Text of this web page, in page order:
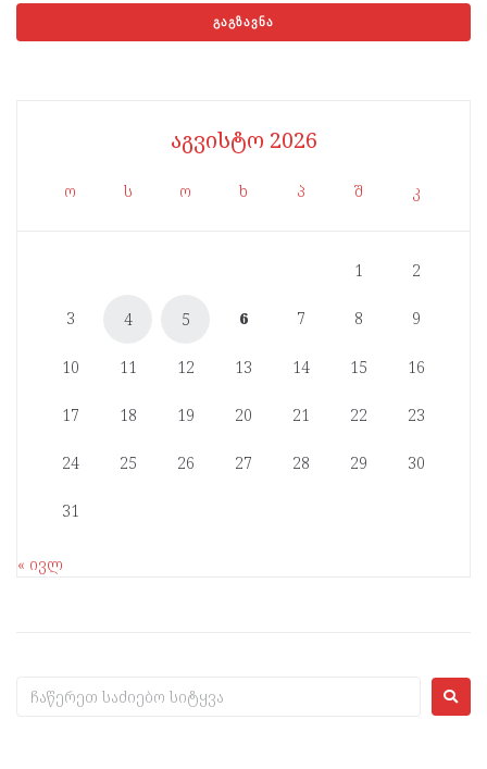
აგვისტო 2026
ო ს ო ხ პ შ კ
1 2
3 4 5 6 7 8 9
10 11 12 13 14 15 16
17 18 19 20 21 22 23
24 25 26 27 28 29 30
31
« ივლ